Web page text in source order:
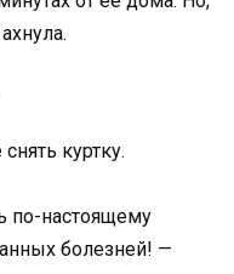
куртку.
по-настоящему
болезней! —